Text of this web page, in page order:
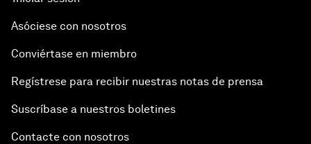
The Health Advantage
Forum Debate: Financial Fault Lines
Global Science Outlook
Asóciese con nosotros
Conviértase en miembro
Regístrese para recibir nuestras notas de prensa
Suscríbase a nuestros boletines
Contacte con nosotros